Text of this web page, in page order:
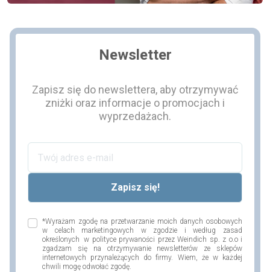
Newsletter
Zapisz się do newslettera, aby otrzymywać
zniżki oraz informacje o promocjach i
wyprzedażach.
*Wyrażam zgodę na przetwarzanie moich danych osobowych
w celach marketingowych w zgodzie i według zasad
określonych w polityce prywaności przez Weindich sp. z o.o i
zgadzam się na otrzymywanie newsletterów ze sklepów
internetowych przynależących do firmy. Wiem, że w każdej
chwili mogę odwołać zgodę.